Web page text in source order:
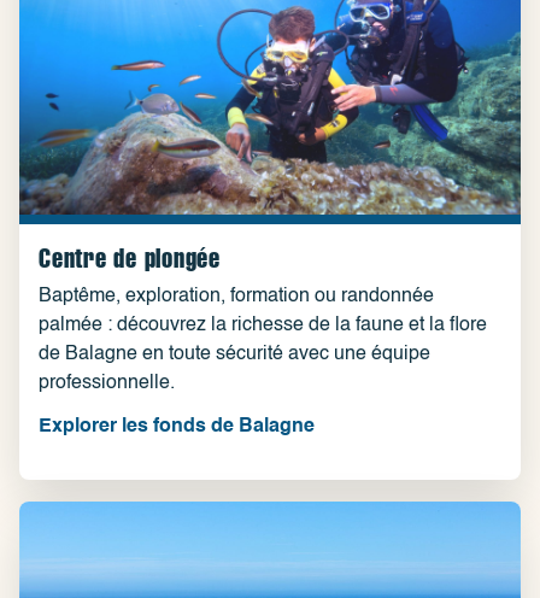
Centre de plongée
Baptême, exploration, formation ou randonnée
palmée : découvrez la richesse de la faune et la flore
de Balagne en toute sécurité avec une équipe
professionnelle.
Explorer les fonds de Balagne